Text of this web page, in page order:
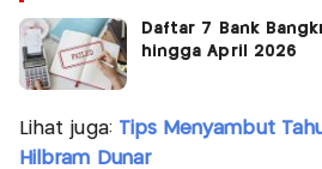
Daftar 7 Bank
hingga April 2026
Lihat juga: Tips Menyambut
Hilbram Dunar